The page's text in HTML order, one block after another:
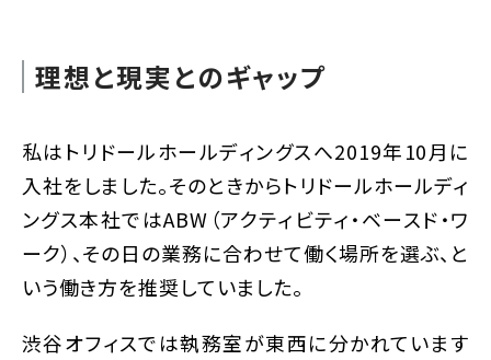
理想と現実とのギャップ
私はトリドールホールディングスへ2019年10月に
入社をしました。そのときからトリドールホールディ
ングス本社ではABW（アクティビティ・ベースド・ワ
ーク）、その日の業務に合わせて働く場所を選ぶ、と
いう働き方を推奨していました。
渋谷オフィスでは執務室が東西に分かれています